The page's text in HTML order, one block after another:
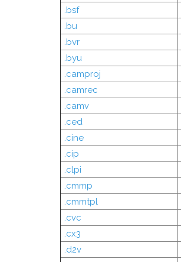
.bsf
.bu
.bvr
.byu
.camproj
.camrec
.camv
.ced
.cine
.cip
.clpi
.cmmp
.cmmtpl
.cvc
.cx3
.d2v